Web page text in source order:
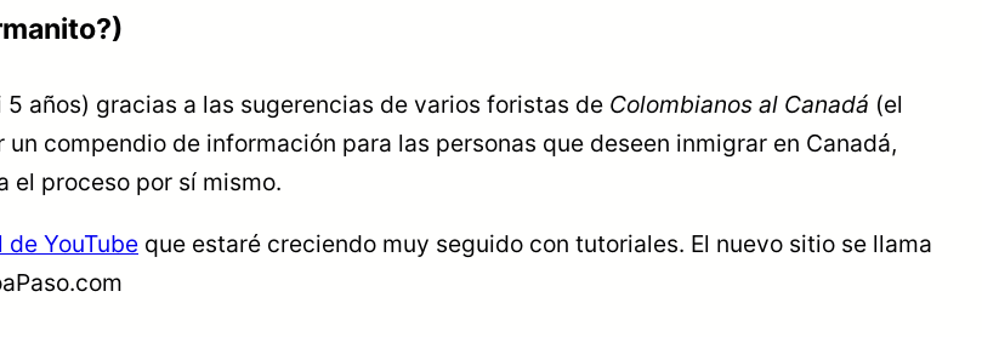
años) gracias a las sugerencias de varios foristas de Colombianos al Canadá (el
compendio de información para las personas que deseen inmigrar en Canadá,
el proceso por sí mismo.
de YouTube que estaré creciendo muy seguido con tutoriales. El nuevo sitio se llama